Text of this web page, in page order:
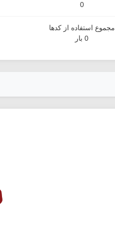
0
مجموع استفاده از کدها
0 بار